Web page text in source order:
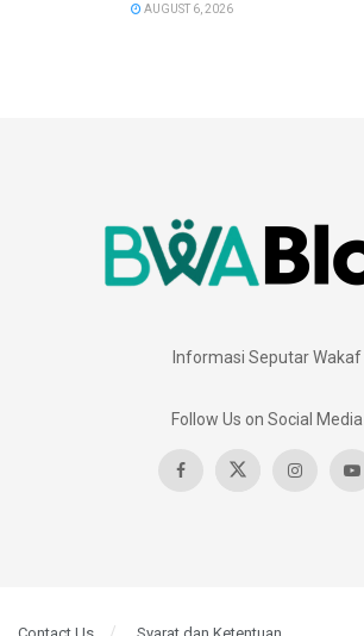
AUGUST 6, 2026
Informasi Seputar Wakaf
Follow Us on Social Media